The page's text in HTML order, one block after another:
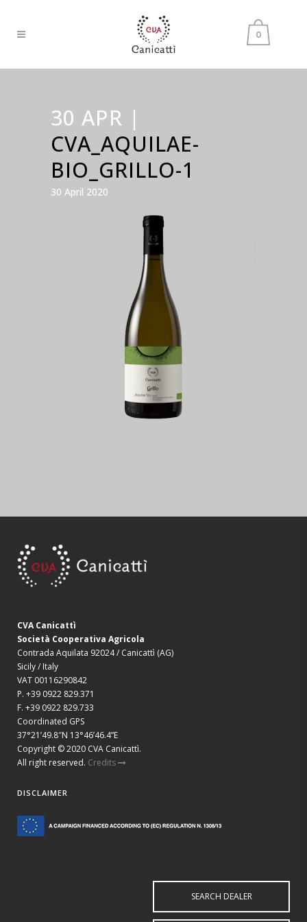
0
30 APR |
CVA_AQUILAE-
BIO_GRILLO-1
30 April 2020
CVA Canicattì
Società Cooperativa Agricola
Contrada Aquilata 92024 / Canicattì (AG)
Sicily / Italy
VAT 00116290842
P. +39 0922 829.371
F. +39 0922 829.733
Coordinated GPS
37°21’49.8″N 13°46’46.4”E
Copyright © 2020 CVA Canicattì.
All right reserved. Credits
DISCLAIMER
SEARCH DEALER